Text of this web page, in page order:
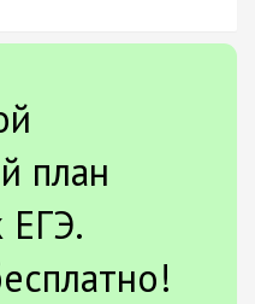
план
ЕГЭ.